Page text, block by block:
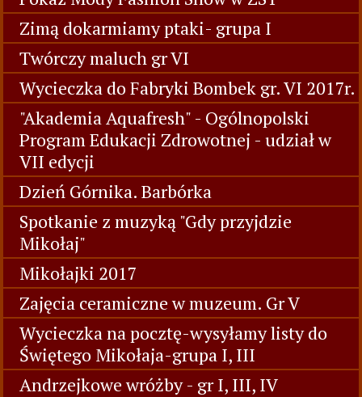
Zimą dokarmiamy ptaki- grupa I
Twórczy maluch gr VI
Wycieczka do Fabryki Bombek gr. VI 2017r.
"Akademia Aquafresh" - Ogólnopolski
Program Edukacji Zdrowotnej - udział w
VII edycji
Dzień Górnika. Barbórka
Spotkanie z muzyką "Gdy przyjdzie
Mikołaj"
Mikołajki 2017
Zajęcia ceramiczne w muzeum. Gr V
Wycieczka na pocztę-wysyłamy listy do
Świętego Mikołaja-grupa I, III
Andrzejkowe wróżby - gr I, III, IV